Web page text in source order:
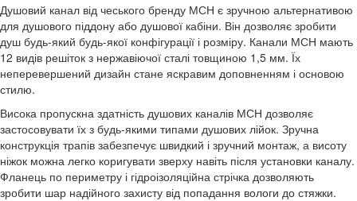
Душовий канал від чеського бренду МСН є зручною альтернативою
для душового піддону або душової кабіни. Він дозволяє зробити
душ будь-який будь-якої конфігурації і розміру. Канали МСН мають
12 видів решіток з нержавіючої сталі товщиною 1,5 мм. Їх
неперевершений дизайн стане яскравим доповненням і основою
стилю.
Висока пропускна здатність душових каналів МСН дозволяє
застосовувати їх з будь-якими типами душових лійок. Зручна
конструкція трапів забезпечує швидкий і зручний монтаж, а висоту
ніжок можна легко коригувати зверху навіть після установки каналу.
Фланець по периметру і гідроізоляційна стрічка дозволяють
зробити шар надійного захисту від попадання вологи до стяжки.